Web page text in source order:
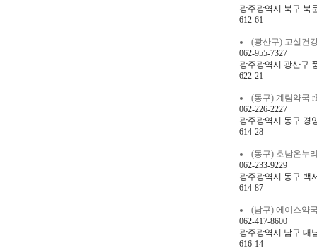
광주광역시 북구 북
612-61
(광산구) 고실건
062-955-7327
광주광역시 광산구
622-21
(동구) 계림약국
062-226-2227
광주광역시 동구 경
614-28
(동구) 호남온누
062-233-9229
광주광역시 동구 백
614-87
(남구) 에이스약
062-417-8600
광주광역시 남구 대
616-14